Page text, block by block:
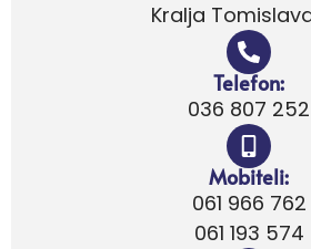
Kralja Tomislava
Telefon:
036 807 252
Mobiteli:
061 966 762
061 193 574